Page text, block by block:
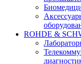
ROHDE &